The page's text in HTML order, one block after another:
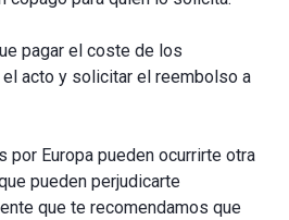
pagar el coste de los
acto y solicitar el reembolso a
por Europa pueden ocurrirte otra
pueden perjudicarte
que te recomendamos que